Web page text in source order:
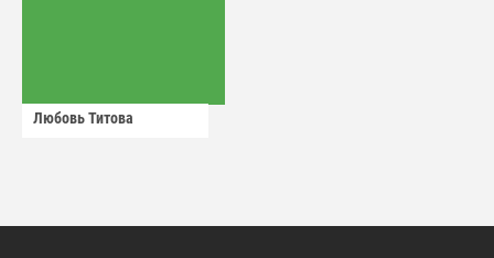
Любовь Титова